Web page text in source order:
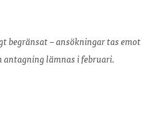
begränsat – ansökningar tas emot
antagning lämnas i februari.